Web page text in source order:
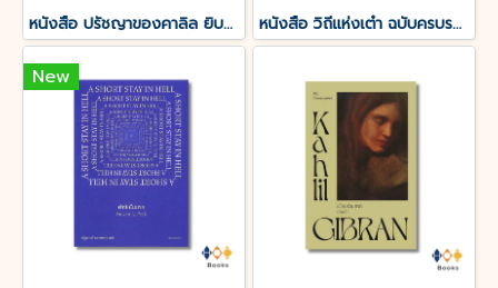
หนังสือ ปรัชญาของคาลิล ยิบราน หนังสือ วิถีแห่งเต๋า ฉบับครบรอบ 50 ปี
New